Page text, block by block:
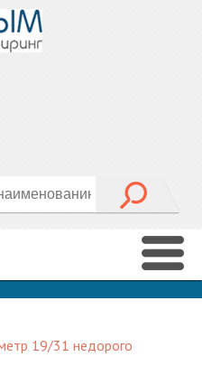
19/31 недорого